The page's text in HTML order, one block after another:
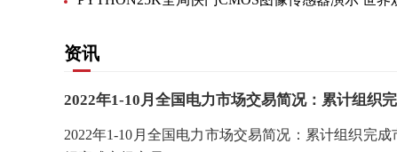
资讯
2022年1-10月全国电力市场交易简况：累计组织
2022年1-10月全国电力市场交易简况：累计组织完